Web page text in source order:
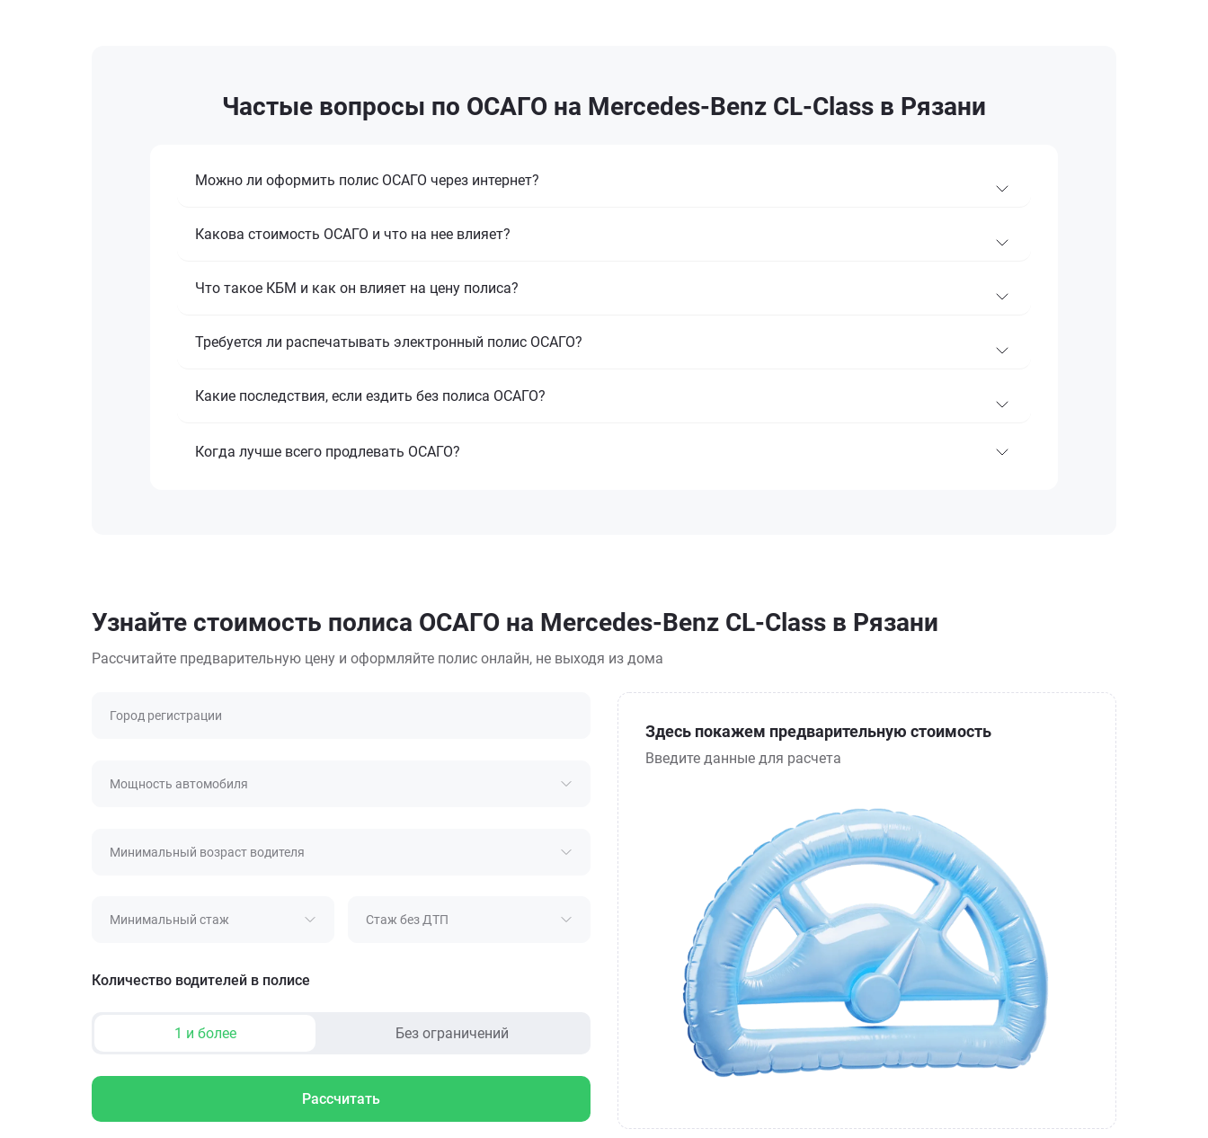
Частые вопросы по ОСАГО на Mercedes-Benz CL-Class в Рязани
Можно ли оформить полис ОСАГО через интернет?
Какова стоимость ОСАГО и что на нее влияет?
Что такое КБМ и как он влияет на цену полиса?
Требуется ли распечатывать электронный полис ОСАГО?
Какие последствия, если ездить без полиса ОСАГО?
Когда лучше всего продлевать ОСАГО?
Узнайте стоимость полиса ОСАГО на Mercedes-Benz CL-Class в Рязани
Рассчитайте предварительную цену и оформляйте полис онлайн, не выходя из дома
Город регистрации
Мощность автомобиля
Минимальный возраст водителя
Минимальный стаж Стаж без ДТП
Количество водителей в полисе
1 и более Без ограничений
Рассчитать
Здесь покажем предварительную стоимость
Введите данные для расчета